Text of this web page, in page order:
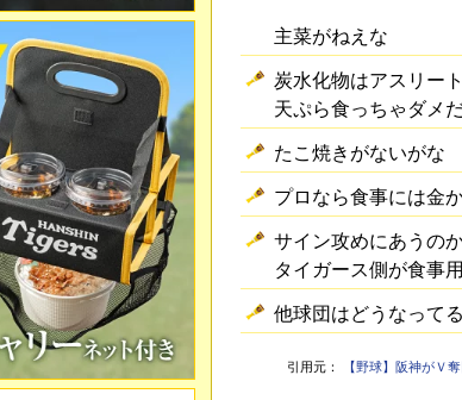
主菜がねえな
炭水化物はアスリー
天ぷら食っちゃダメ
たこ焼きがないがな
プロなら食事には金
サイン攻めにあうの
タイガース側が食事
他球団はどうなって
引用元： 【野球】阪神がＶ